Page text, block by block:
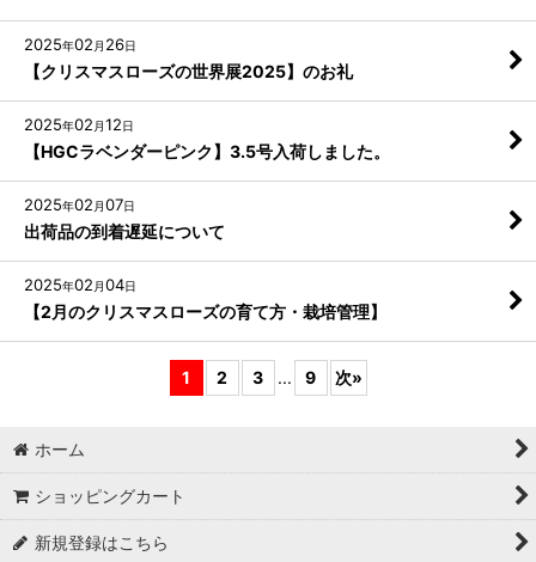
2025年02 月 26日
【クリスマスローズの世界展2025】のお礼
2025年02 月12日
【HGCラベンダーピンク】3.5号入荷しました。
2025年02 月07日
出荷品の到着遅延について
2025年02 月04日
【2月のクリスマスローズの育て方・栽培管理】
1 2 3 ... 9 次»
ホーム
ショッピングカート
新規登録はこちら